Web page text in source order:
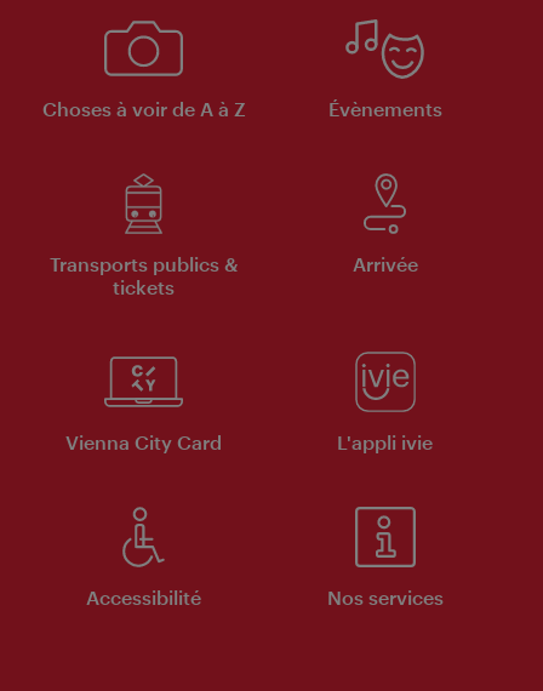
Choses à voir de A à Z Évènements
Transports publics &
tickets
Arrivée
Vienna City Card L'appli ivie
Accessibilité Nos services